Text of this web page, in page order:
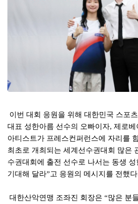
이번 대회 응원을 위해 대한민국 스포
대표 성한아름 선수의 오빠이자, 제로베
아티스트가 프레스컨퍼런스에 자리를
최초로 개최되는 세계선수권대회 많은
수권대회에 출전 선수로 나서는 동생
기대해 달라”고 응원의 메시지를 전했다
대한산악연맹 조좌진 회장은 “많은 분